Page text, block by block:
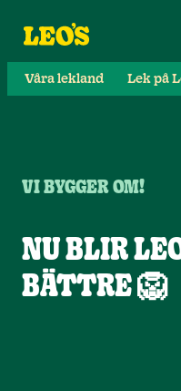
Våra lekland Lek på
NU BLIR
BÄTTRE 🦁
VI BYGGER OM!